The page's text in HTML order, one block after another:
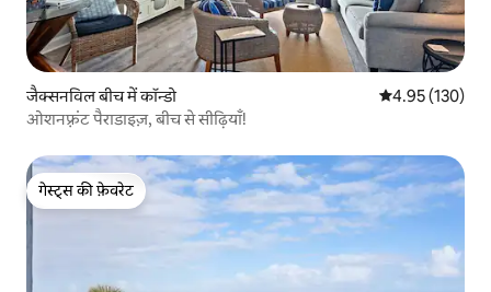
जैक्सनविल बीच में कॉन्डो औसत रेटिंग 5 में से
4.95 (130)
ओशनफ़्रंट पैराडाइज़, बीच से सीढ़ियाँ!
गेस्ट्स की फ़ेवरेट
गेस्ट्स की फ़ेवरेट